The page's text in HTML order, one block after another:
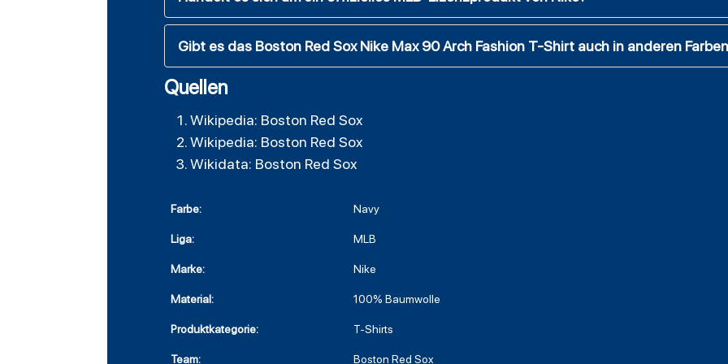
Gibt es das Boston Red Sox Nike Max 90 Arch Fashion T-Shirt auch in anderen
Quellen
Wikipedia: Boston Red Sox
Wikipedia: Boston Red Sox
Wikidata: Boston Red Sox
Farbe: Navy
Liga: MLB
Marke: Nike
Material: 100% Baumwolle
Produktkategorie: T-Shirts
Team: Boston Red Sox